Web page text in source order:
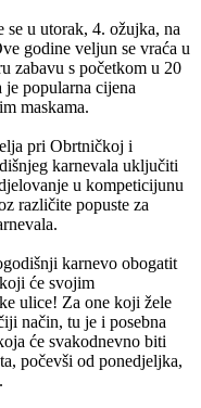
u utorak, 4. ožujka, na
godine veljun se vraća u
zabavu s početkom u 20
popularna cijena
maskama.
pri Obrtničkoj i
karnevala uključiti
u kompeticijunu
različite popuste za
karnevo obogatit
će svojim
ulice! Za one koji žele
način, tu je i posebna
će svakodnevno biti
počevši od ponedjeljka,